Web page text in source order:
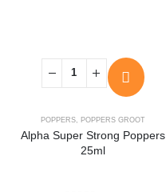
POPPERS, POPPERS GROOT
Alpha Super Strong Poppers
25ml